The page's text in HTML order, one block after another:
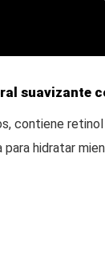
suavizante
contiene
hidratar